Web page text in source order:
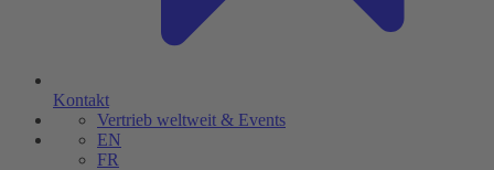
Kontakt
Vertrieb weltweit & Events
EN
FR